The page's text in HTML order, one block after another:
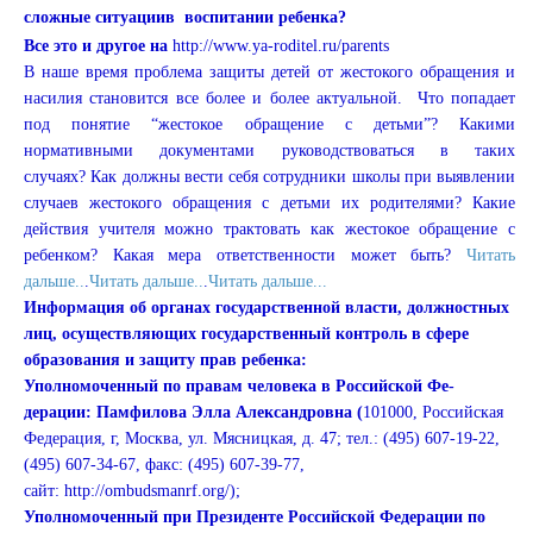
сложные ситуациив воспитании ребенка?
Все это и другое на http://www.ya-roditel.ru/parents
В наше время проблема защиты детей от жестокого обращения и
насилия становится все более и более актуальной. Что попадает
под понятие “жестокое обращение с детьми”? Какими
нормативными документами руководствоваться в таких
случаях? Как должны вести себя сотрудники школы при выявлении
случаев жестокого обращения с детьми их родителями? Какие
действия учителя можно трактовать как жестокое обращение с
ребенком? Какая мера ответственности может быть? Читать
дальше...Читать дальше...Читать дальше...
Информация об органах государственной власти, должностных
лиц, осуществляющих государственный контроль в сфере
образования и защиту прав ребенка:
Уполномоченный по правам человека в Российской Фе­
дерации: Памфилова Элла Алек­сандровна (101000, Рос­сийская
Феде­рация, г, Москва, ул. Мясницкая, д. 47; тел.: (495) 607-19-22,
(495) 607-34-67, факс: (495) 607-39-77,
сайт: http://ombudsmanrf.org/);
Уполномоченный при Президенте Российской Феде­рации по